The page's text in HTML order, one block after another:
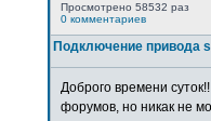
Просмотрено 58532 раз
0 комментариев
Подключение привода
Доброго времени
форумов, но никак не